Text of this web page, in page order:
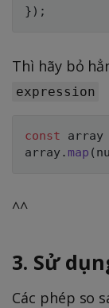
} ) ;
Thì hãy bỏ
expression
const array
array. map (
^^
3. Sử
Các phép so